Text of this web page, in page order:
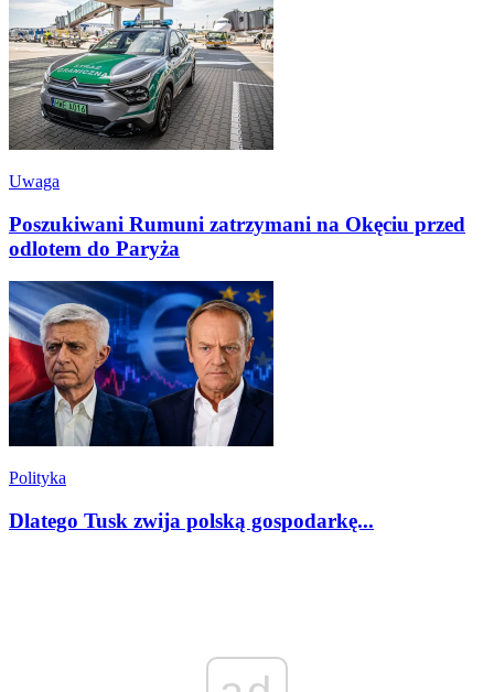
Uwaga
Poszukiwani Rumuni zatrzymani na Okęciu przed
odlotem do Paryża
Polityka
Dlatego Tusk zwija polską gospodarkę...